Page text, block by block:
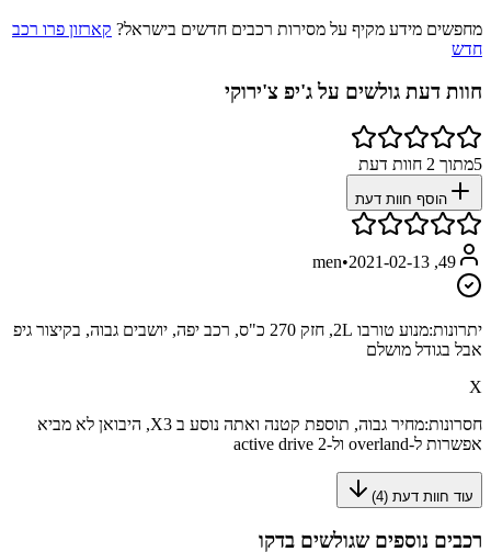
מחפשים מידע מקיף על מסירות רכבים חדשים בישראל? קארזון פרו רכב
חדש
חוות דעת גולשים עלג'יפ צ'ירוקי
5מתוך 2 חוות דעת
הוסף חוות דעת
49, men
•2021-02-13
יתרונות:
מנוע טורבו 2L, חזק 270 כ"ס, רכב יפה, יושבים גבוה, בקיצור גיפ
אבל בגודל מושלם
X
חסרונות:
מחיר גבוה, תוספת קטנה ואתה נוסע ב X3, היבואן לא מביא
אפשרות ל-overland ול-active drive 2
עוד חוות דעת (4
)
רכבים נוספים שגולשים בדקו